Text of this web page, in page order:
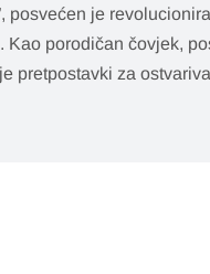
posvećen je
porodičan čovjek,
pretpostavki za